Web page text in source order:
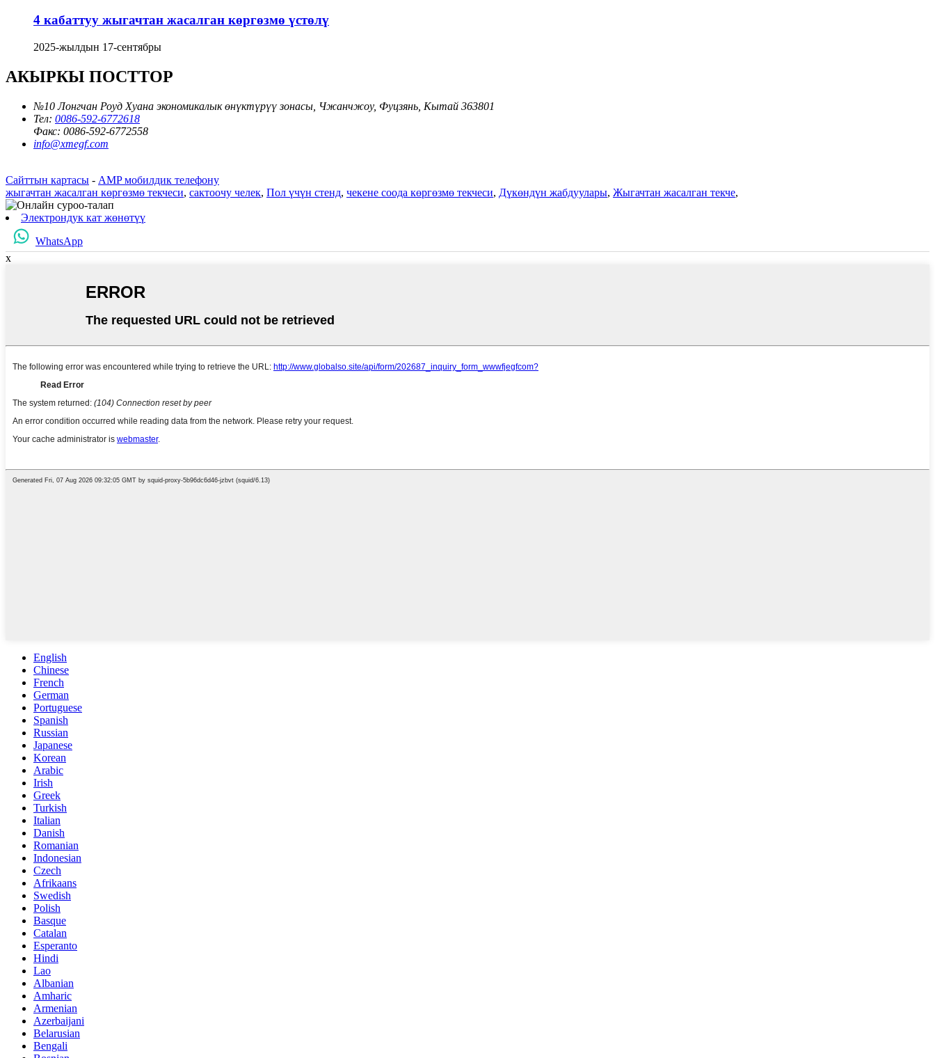
4 кабаттуу жыгачтан жасалган көргөзмө үстөлү
2025-жылдын 17-сентябры
АКЫРКЫ ПОСТТОР
№10 Лонгчан Роуд Хуана экономикалык өнүктүрүү зонасы, Чжанчжоу, Фуцзянь, Кытай 363801
Тел: 0086-592-6772618
Факс: 0086-592-6772558
info@xmegf.com
Сайттын картасы - AMP мобилдик телефону
жыгачтан жасалган көргөзмө текчеси, сактоочу челек, Пол үчүн стенд, чекене соода көргөзмө текчеси, Дүкөндүн жабдуулары, Жыгачтан жасалган текче,
Электрондук кат жөнөтүү
WhatsApp
x
English
Chinese
French
German
Portuguese
Spanish
Russian
Japanese
Korean
Arabic
Irish
Greek
Turkish
Italian
Danish
Romanian
Indonesian
Czech
Afrikaans
Swedish
Polish
Basque
Catalan
Esperanto
Hindi
Lao
Albanian
Amharic
Armenian
Azerbaijani
Belarusian
Bengali